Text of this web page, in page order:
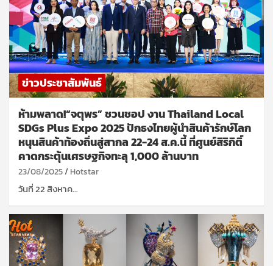
ข่าวประชาสัมพันธ์
ห้ามพลาด!“จตุพร” ชวนชอป งาน Thailand Local
SDGs Plus Expo 2025 ปักธงไทยผู้นำสินค้ารักษ์โลก
หนุนสินค้าท้องถิ่นสู่สากล 22-24 ส.ค.นี้ ที่ศูนย์สิริกิติ์
คาดกระตุ้นเศรษฐกิจทะลุ 1,000 ล้านบาท
23/08/2025 Hotstar
วันที่ 22 สิงหาค…